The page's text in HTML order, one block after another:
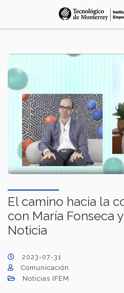
El camino hacia la
con María Fonseca
Noticia
2023-07-31
Comunicación
Noticias IFEM